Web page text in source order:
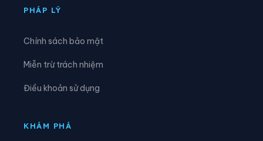
Xã Đại Lai
Xã Hoàng Vân
PHÁP LÝ
Chính sách bảo mật
Miễn trừ trách nhiệm
Điều khoản sử dụng
KHÁM PHÁ